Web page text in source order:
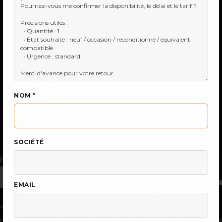
NOM *
SOCIÉTÉ
EMAIL
Audit de parc industriel
Omron Sysmac (CP/CJ/CQM1/NT/NS)
Catalogue produits
Recherche référence
Vendez votre matériel
CONTACT & DEVIS
Qui sommes-nous
En continuant à utiliser le site, vous acceptez l’utilisation des cookies.
Plus d’informations
Accepter
Les paramètres des cookies sur ce site sont définis sur
« accepter les cookies » pour vous offrir la meilleure expérience de
navigation possible. Si vous continuez à utiliser ce site sans changer vos